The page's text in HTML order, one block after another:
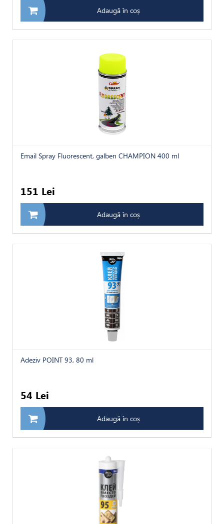
Adaugă în coș
Email Spray Fluorescent, galben CHAMPION 400 ml
151 Lei
Adaugă în coș
Adeziv POINT 93, 80 ml
54 Lei
Adaugă în coș